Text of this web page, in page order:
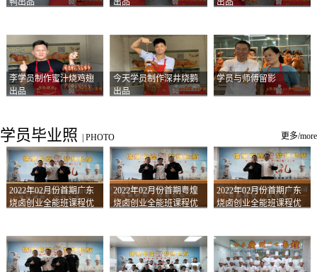
鸭出品
出品
出品
李学员制作蜜汁烧鸡翅
出品
今天学员制作深井烧鹅
出品
学员与师傅留影
学员毕业照 PHOTO 更多/more
2022年02月份首期广东
烧卤创业全能班课程优
2022年02月份首期粤煌
烧卤创业全能班课程优
2022年02月份首期广东
烧卤创业全能班课程优